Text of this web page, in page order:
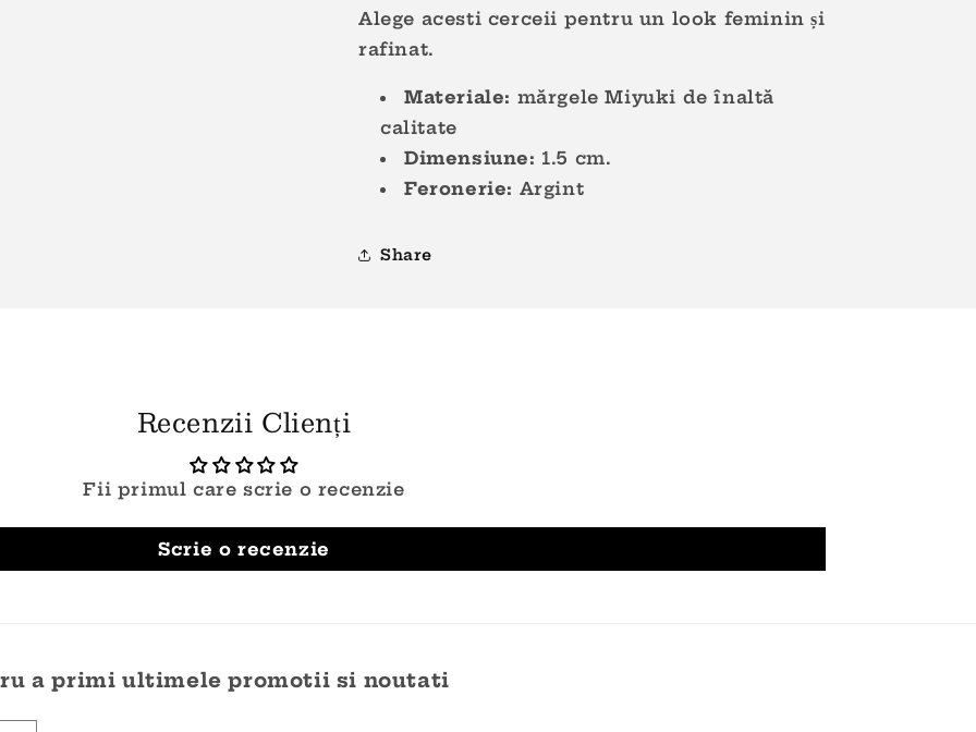
Alege acesti cerceii pentru un look feminin și
rafinat.
Materiale: mărgele Miyuki de înaltă
calitate
Dimensiune: 1.5 cm.
Feronerie: Argint
Share
Recenzii Clienți
Fii primul care scrie o recenzie
Scrie o recenzie
a primi ultimele promotii si noutati